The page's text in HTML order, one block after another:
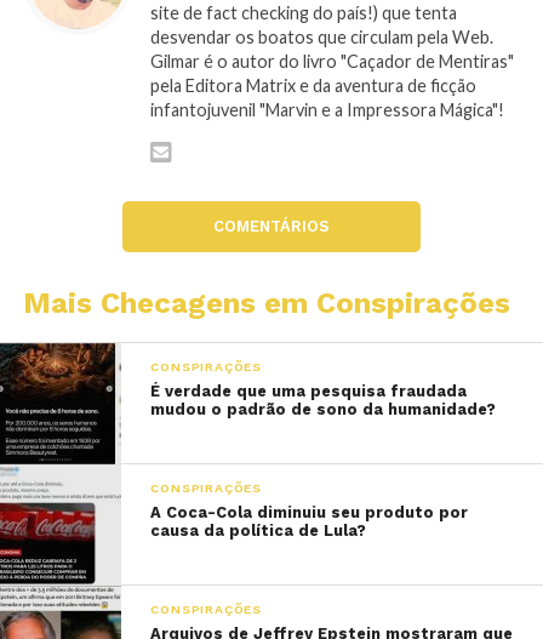
site de fact checking do país!) que tenta
desvendar os boatos que circulam pela Web.
Gilmar é o autor do livro "Caçador de Mentiras"
pela Editora Matrix e da aventura de ficção
infantojuvenil "Marvin e a Impressora Mágica"!
COMENTÁRIOS
Mais Checagens em Conspirações
CONSPIRAÇÕES
É verdade que uma pesquisa fraudada
mudou o padrão de sono da humanidade?
CONSPIRAÇÕES
A Coca-Cola diminuiu seu produto por
causa da política de Lula?
CONSPIRAÇÕES
Arquivos de Jeffrey Epstein mostraram que